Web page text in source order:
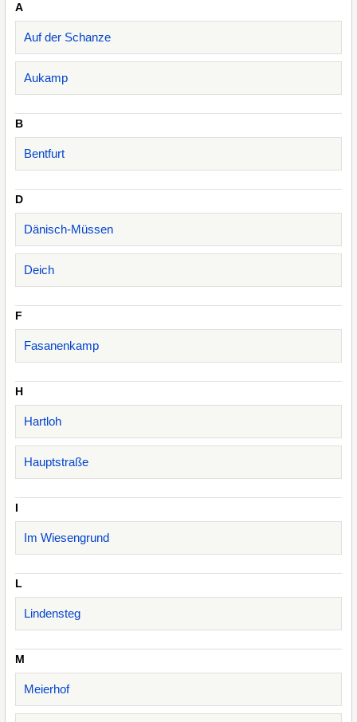
A
Auf der Schanze
Aukamp
B
Bentfurt
D
Dänisch-Müssen
Deich
F
Fasanenkamp
H
Hartloh
Hauptstraße
I
Im Wiesengrund
L
Lindensteg
M
Meierhof